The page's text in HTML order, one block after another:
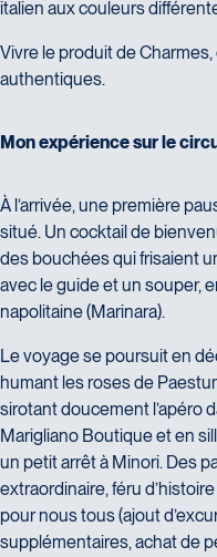
italien aux couleurs
Vivre le produit de
authentiques.
M onexpériencesur ecirc
À l’arrivée, une première
situé. Un cocktail de
des bouchées qui frisaient
avec le guide et un souper,
napolitaine (Marinara).
Le voyage se poursuit en
humant les roses de
sirotant doucement l’apéro
Marigliano Boutique et en
un petit arrêt à Minori. Des
extraordinaire, féru
pour nous tous (ajout
supplémentaires, achat de
de mes droits d'auteur
des fins
internet, réseaux